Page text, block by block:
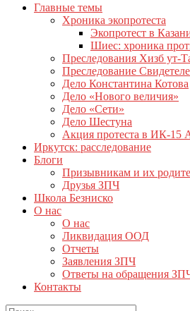
Главные темы
Хроника экопротеста
Экопротест в
Шиес: хроника
Преследования Хизб ут-
Преследование
Дело Константина Котова
Дело «Нового величия»
Дело «Сети»
Дело Шестуна
Акция протеста в ИК-15
Иркутск: расследование
Блоги
Призывникам и их
Друзья ЗПЧ
Школа Безниско
О нас
О нас
Ликвидация ООД
Отчеты
Заявления ЗПЧ
Ответы на обращения
Контакты